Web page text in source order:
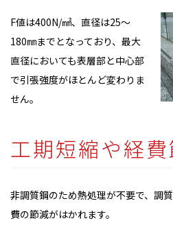
F値は400N/㎟、直径は25～
180㎜までとなっており、最大
直径においても表層部と中心部
で引張強度がほとんど変わりま
せん。
工期短縮や経
非調質鋼のため熱処理が不要で、調
費の節減がはかれます。